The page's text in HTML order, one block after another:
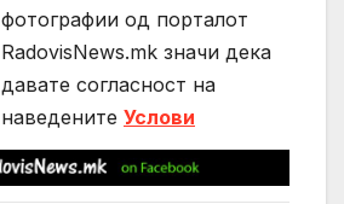
фотографии од порталот
RadovisNews.mk значи дека
давате согласност на
нaведените Услови